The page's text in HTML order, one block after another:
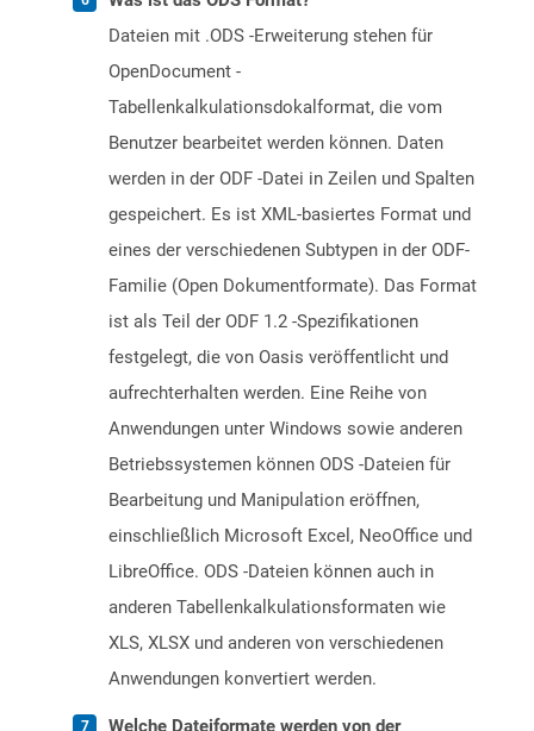
Dateien mit .ODS -Erweiterung stehen für
OpenDocument -
Tabellenkalkulationsdokalformat, die vom
Benutzer bearbeitet werden können. Daten
werden in der ODF -Datei in Zeilen und Spalten
gespeichert. Es ist XML-basiertes Format und
eines der verschiedenen Subtypen in der ODF-
Familie (Open Dokumentformate). Das Format
ist als Teil der ODF 1.2 -Spezifikationen
festgelegt, die von Oasis veröffentlicht und
aufrechterhalten werden. Eine Reihe von
Anwendungen unter Windows sowie anderen
Betriebssystemen können ODS -Dateien für
Bearbeitung und Manipulation eröffnen,
einschließlich Microsoft Excel, NeoOffice und
LibreOffice. ODS -Dateien können auch in
anderen Tabellenkalkulationsformaten wie
XLS, XLSX und anderen von verschiedenen
Anwendungen konvertiert werden.
Welche Dateiformate werden von der